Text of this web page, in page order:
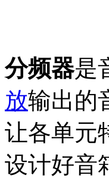
分频器是
放输出的
让各单元
设计好音